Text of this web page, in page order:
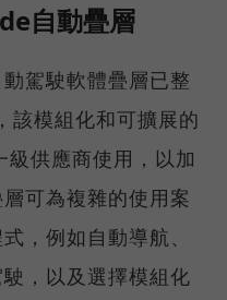
自動疊層
駕駛軟體疊層已整
模組化和可擴展的
供應商使用，以加
可為複雜的使用案
，例如自動導航、
，以及選擇模組化